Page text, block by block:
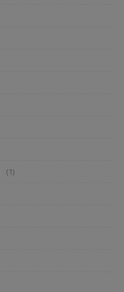
(1)